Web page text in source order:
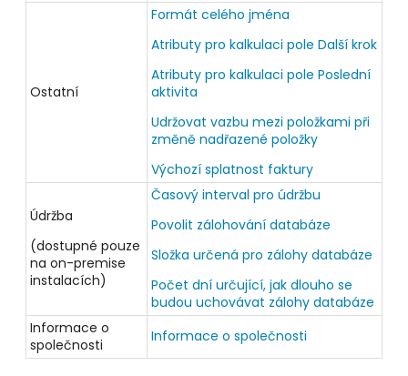
Ostatní
Formát celého jména
Atributy pro kalkulaci pole Další krok
Atributy pro kalkulaci pole Poslední
aktivita
Udržovat vazbu mezi položkami při
změně nadřazené položky
Výchozí splatnost faktury
Údržba
(dostupné pouze
na on-premise
instalacích)
Časový interval pro údržbu
Povolit zálohování databáze
Složka určená pro zálohy databáze
Počet dní určující, jak dlouho se
budou uchovávat zálohy databáze
Informace o
společnosti
Informace o společnosti